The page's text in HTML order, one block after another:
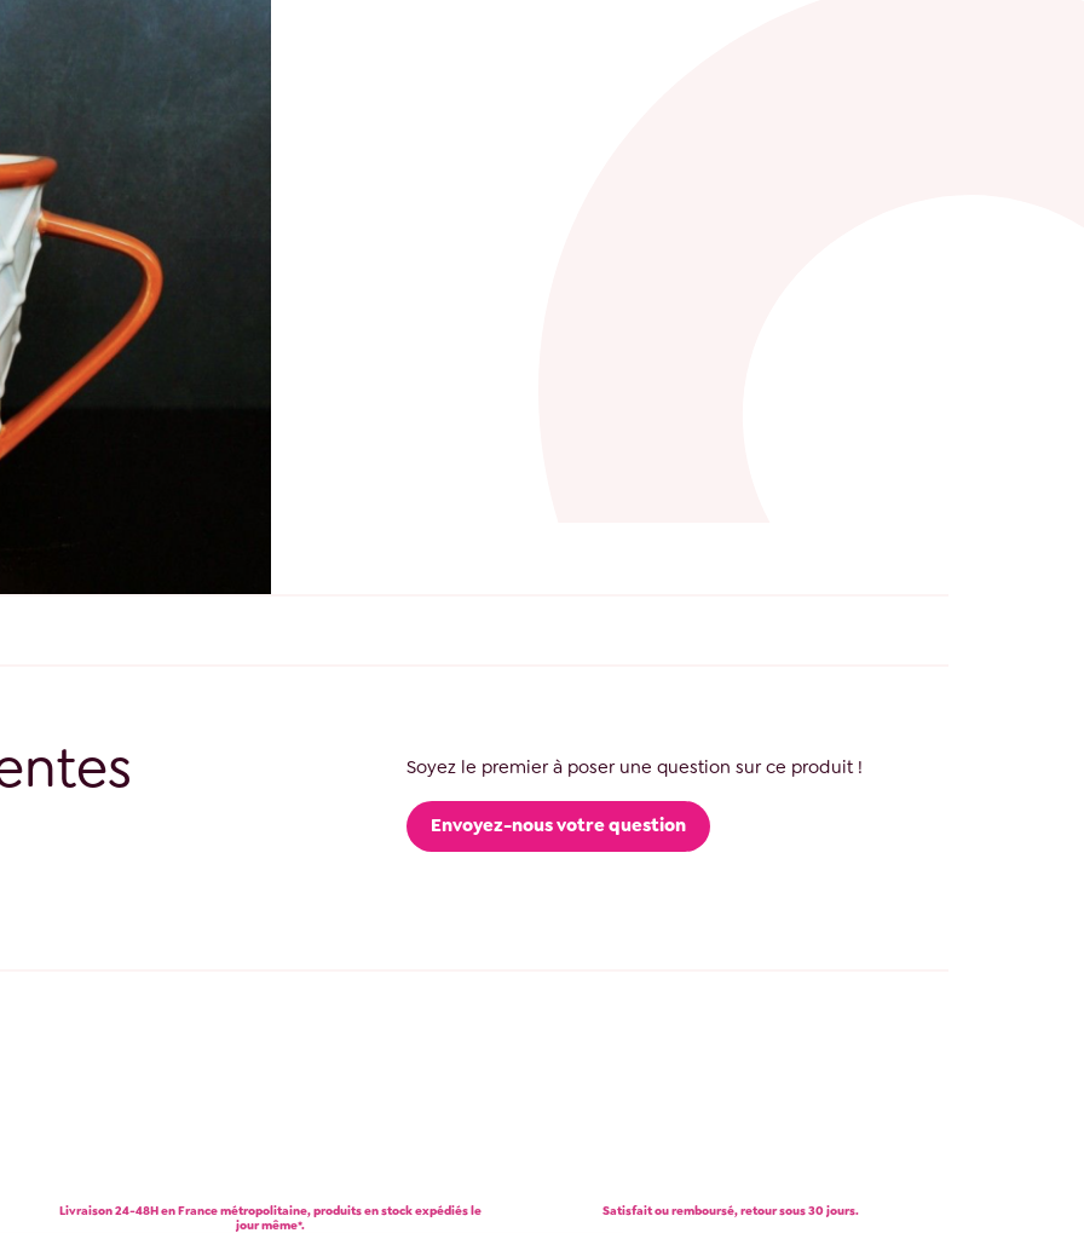
Soyez le premier à poser une question sur ce produit !
Envoyez-nous votre question
Livraison 24-48H en France métropolitaine, produits en stock expédiés le
jour même*.
Satisfait ou remboursé, retour sous 30 jours.